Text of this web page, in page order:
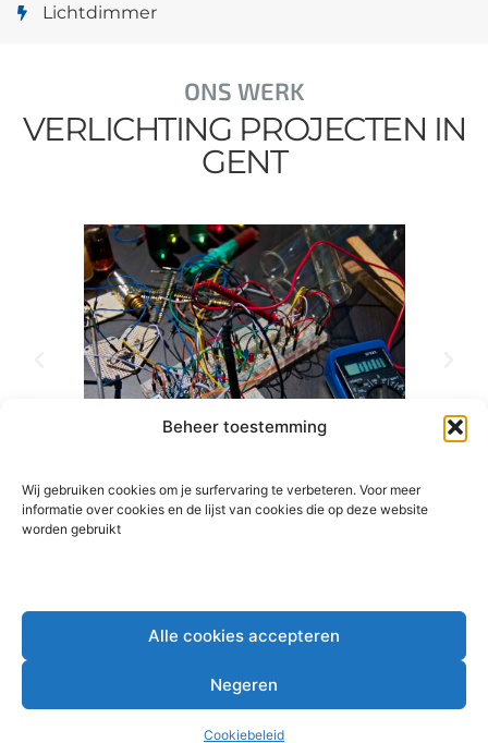
Beheer toestemming
Wij gebruiken cookies om je surfervaring te verbeteren. Voor meer
informatie over cookies en de lijst van cookies die op deze website
worden gebruikt
Alle cookies accepteren
Negeren
Cookiebeleid
Lichtdimmer
ONS WERK
VERLICHTING PROJECTEN IN
GENT
Electro J&C2026© All rights reserved.
BE0811 452 015